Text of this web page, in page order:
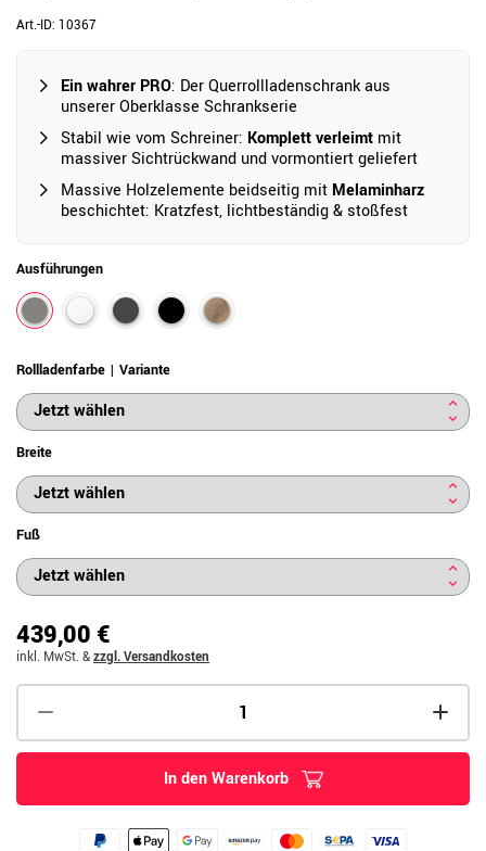
Art.-ID: 10367
Ein wahrer PRO: Der Querrollladenschrank aus
unserer Oberklasse Schrankserie
Stabil wie vom Schreiner: Komplett verleimt mit
massiver Sichtrückwand und vormontiert geliefert
Massive Holzelemente beidseitig mit Melaminharz
beschichtet: Kratzfest, lichtbeständig & stoßfest
Ausführungen
Rollladenfarbe | Variante
Breite
Fuß
439,00 €
inkl. MwSt. &zzgl. Versandkosten
In den Warenkorb